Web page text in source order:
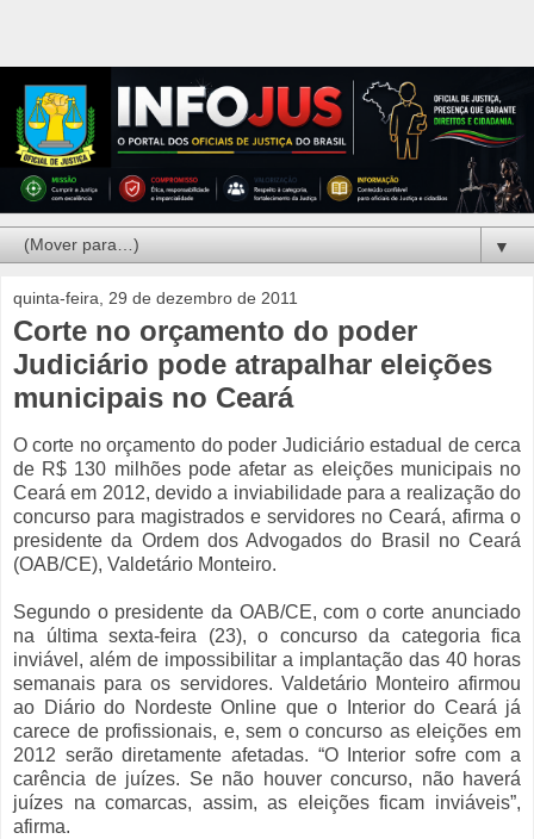
▼
quinta-feira, 29 de dezembro de 2011
Corte no orçamento do poder
Judiciário pode atrapalhar eleições
municipais no Ceará
O corte no orçamento do poder Judiciário estadual de cerca
de R$ 130 milhões pode afetar as eleições municipais no
Ceará em 2012, devido a inviabilidade para a realização do
concurso para magistrados e servidores no Ceará, afirma o
presidente da Ordem dos Advogados do Brasil no Ceará
(OAB/CE), Valdetário Monteiro.
Segundo o presidente da OAB/CE, com o corte anunciado
na última sexta-feira (23), o concurso da categoria fica
inviável, além de impossibilitar a implantação das 40 horas
semanais para os servidores. Valdetário Monteiro afirmou
ao Diário do Nordeste Online que o Interior do Ceará já
carece de profissionais, e, sem o concurso as eleições em
2012 serão diretamente afetadas. “O Interior sofre com a
carência de juízes. Se não houver concurso, não haverá
juízes na comarcas, assim, as eleições ficam inviáveis”,
afirma.